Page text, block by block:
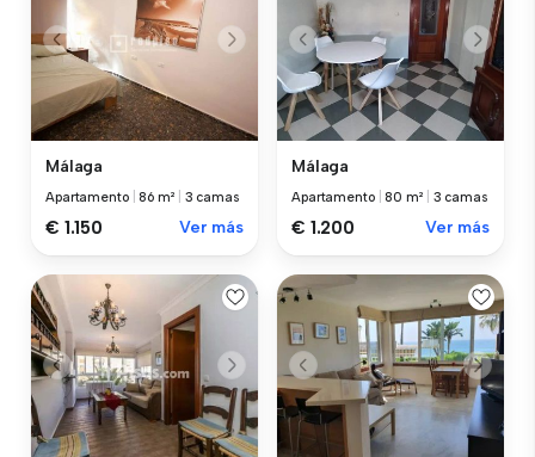
Málaga
Apartamento |86 m² 3 camas
€ 1.150 Ver más
Málaga
Apartamento |80 m² 3 camas
€ 1.200 Ver más